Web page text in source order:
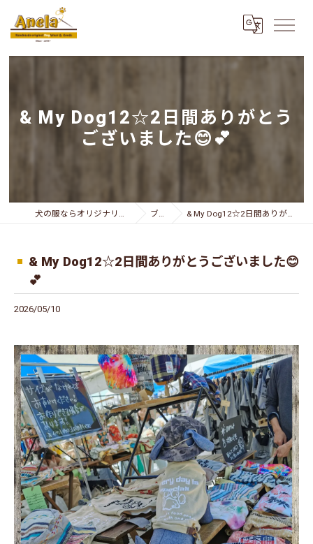
& My Dog12☆2日間ありがとう
ございました😊💕
犬の服ならオリジナリティー溢れるAnela ブログ & My Dog12☆2日間ありがとうございました😊💕
& My Dog12☆2日間ありがとうございました😊
💕
2026/05/10